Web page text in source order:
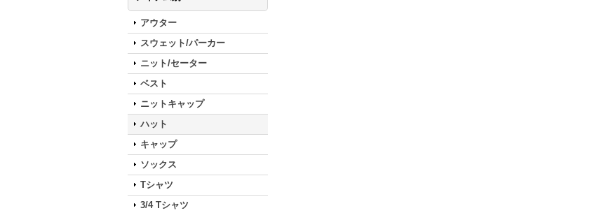
アウター
スウェット/パーカー
ニット/セーター
ベスト
ニットキャップ
ハット
キャップ
ソックス
Tシャツ
3/4 Tシャツ